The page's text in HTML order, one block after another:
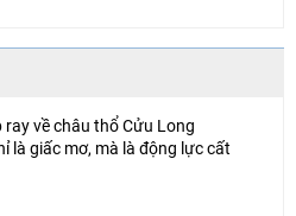
về châu thổ Cửu Long
là giấc mơ, mà là động lực cất